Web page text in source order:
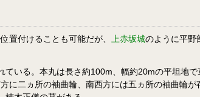
置付けることも可能だが、 上赤坂城のように平野
いる。本丸は長さ約100m、幅約20mの平坦地
に二ヵ所の袖曲輪、南西方には五ヵ所の袖曲輪